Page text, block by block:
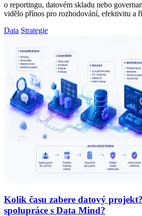
o reportingu, datovém skladu nebo
vidělo přínos pro rozhodování, efektivitu a
Data Strategie
Kolik času zabere datový
spolupráce s Data Mind?